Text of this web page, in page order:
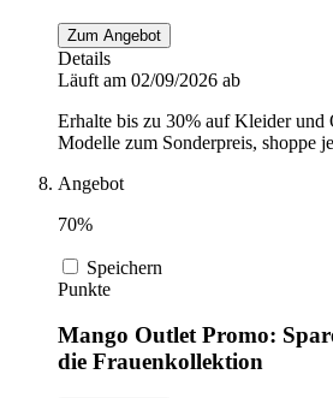
Zum Angebot
Details
Läuft am 02/09/2026 ab
Erhalte bis zu 30% auf Kleider
Modelle zum Sonderpreis, shoppe
Angebot
70%
Speichern
Punkte
Mango Outlet Promo:
die Frauenkollektion